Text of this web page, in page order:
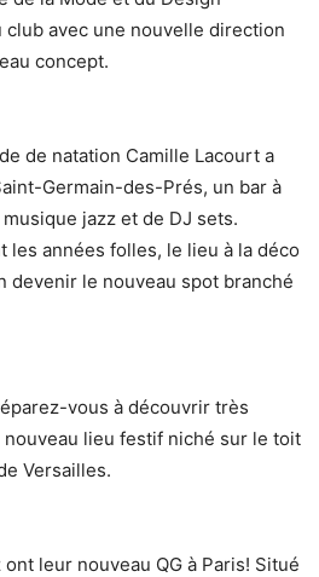
club avec une nouvelle direction
concept.
de natation Camille Lacourt a
Germain-des-Prés, un bar à
jazz et de DJ sets.
les années folles, le lieu à la déco
devenir le nouveau spot branché
vous à découvrir très
nouveau lieu festif niché sur le toit
Versailles.
leur nouveau QG à Paris! Situé